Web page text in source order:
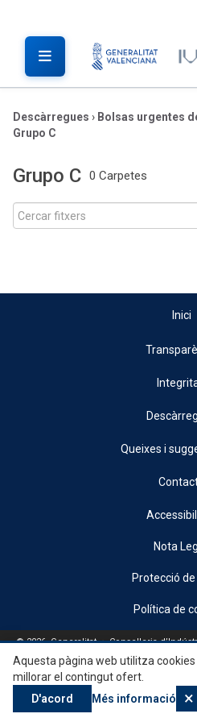
Descàrregues › Bolsas urgentes
Grupo C
Grupo C 0 Carpetes
Inici
Queixes i
Nota
Protecció
Política de
© 2026, Generalitat • Conselleria
Aquesta pàgina web utilitza
millorar el contingut ofert.
D'acord
Més informació ×